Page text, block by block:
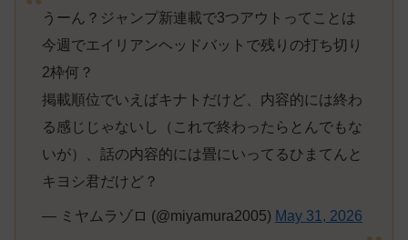
うーん？ジャンプ新連載で3つアウトってことは
今週でエイリアンヘッドバットで残りの打ち切り
2枠何？
掲載順位でいえばキナトだけど、内容的には終わ
る感じじゃないし（これで終わったらとんでもな
いが）、話の内容的には畳にいってるひまてんと
キヨシ君だけど？
— ミヤムラゾロ (@miyamura2005) May 31, 2026